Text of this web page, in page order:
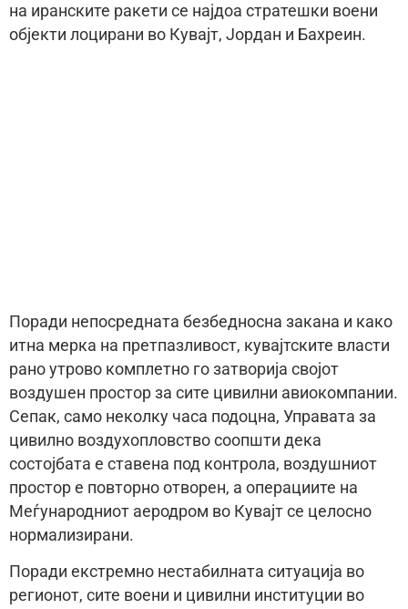
на иранските ракети се најдоа стратешки воени
објекти лоцирани во Кувајт, Јордан и Бахреин.
Поради непосредната безбедносна закана и како
итна мерка на претпазливост, кувајтските власти
рано утрово комплетно го затворија својот
воздушен простор за сите цивилни авиокомпании.
Сепак, само неколку часа подоцна, Управата за
цивилно воздухопловство соопшти дека
состојбата е ставена под контрола, воздушниот
простор е повторно отворен, а операциите на
Меѓународниот аеродром во Кувајт се целосно
нормализирани.
Поради екстремно нестабилната ситуација во
регионот, сите воени и цивилни институции во